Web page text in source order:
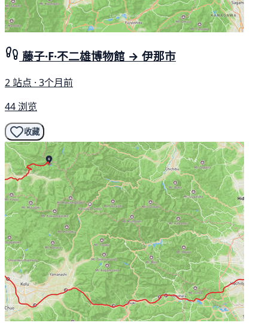
藤子·F·不二雄博物館 → 伊那市
2 站点 · 3个月前
44 浏览
收藏